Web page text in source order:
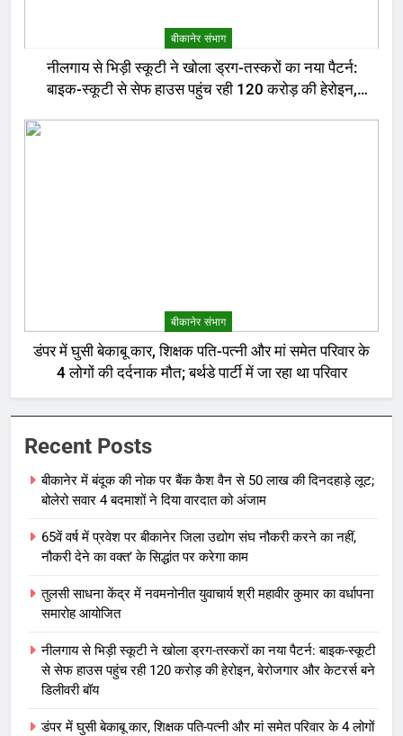
बीकानेर संभाग
नीलगाय से भिड़ी स्कूटी ने खोला ड्रग-तस्करों का नया पैटर्न:
बाइक-स्कूटी से सेफ हाउस पहुंच रही 120 करोड़ की हेरोइन,
बीकानेर संभाग
डंपर में घुसी बेकाबू कार, शिक्षक पति-पत्नी और मां समेत परिवार के
4 लोगों की दर्दनाक मौत; बर्थडे पार्टी में जा रहा था परिवार
Recent Posts
बीकानेर में बंदूक की नोक पर बैंक कैश वैन से 50 लाख की दिनदहाड़े लूट;
बोलेरो सवार 4 बदमाशों ने दिया वारदात को अंजाम
65वें वर्ष में प्रवेश पर बीकानेर जिला उद्योग संघ नौकरी करने का नहीं,
नौकरी देने का वक्त’ के सिद्धांत पर करेगा काम
तुलसी साधना केंद्र में नवमनोनीत युवाचार्य श्री महावीर कुमार का वर्धापना
समारोह आयोजित
नीलगाय से भिड़ी स्कूटी ने खोला ड्रग-तस्करों का नया पैटर्न: बाइक-स्कूटी
से सेफ हाउस पहुंच रही 120 करोड़ की हेरोइन, बेरोजगार और केटरर्स बने
डिलीवरी बॉय
डंपर में घुसी बेकाबू कार, शिक्षक पति-पत्नी और मां समेत परिवार के 4 लोगों